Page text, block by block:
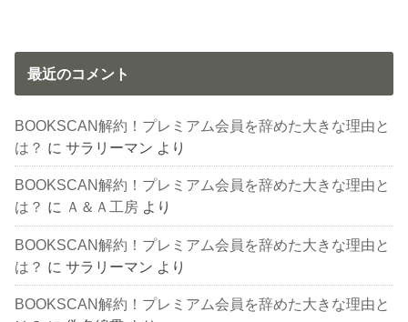
最近のコメント
BOOKSCAN解約！プレミアム会員を辞めた大きな理由と
は？ にサラリーマン より
BOOKSCAN解約！プレミアム会員を辞めた大きな理由と
は？ に Ａ＆Ａ工房 より
BOOKSCAN解約！プレミアム会員を辞めた大きな理由と
は？ にサラリーマン より
BOOKSCAN解約！プレミアム会員を辞めた大きな理由と